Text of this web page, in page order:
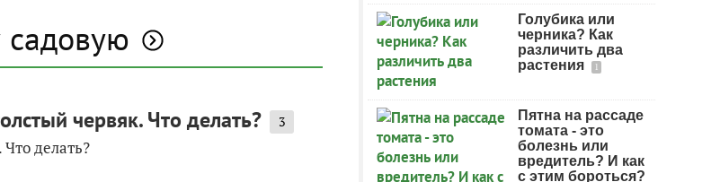
садовую
червяк. Что делать? 3
делать?
Голубика или
черника? Как
различить два
растения
1
Пятна на рассаде
томата - это
болезнь или
вредитель? И как
с этим бороться?